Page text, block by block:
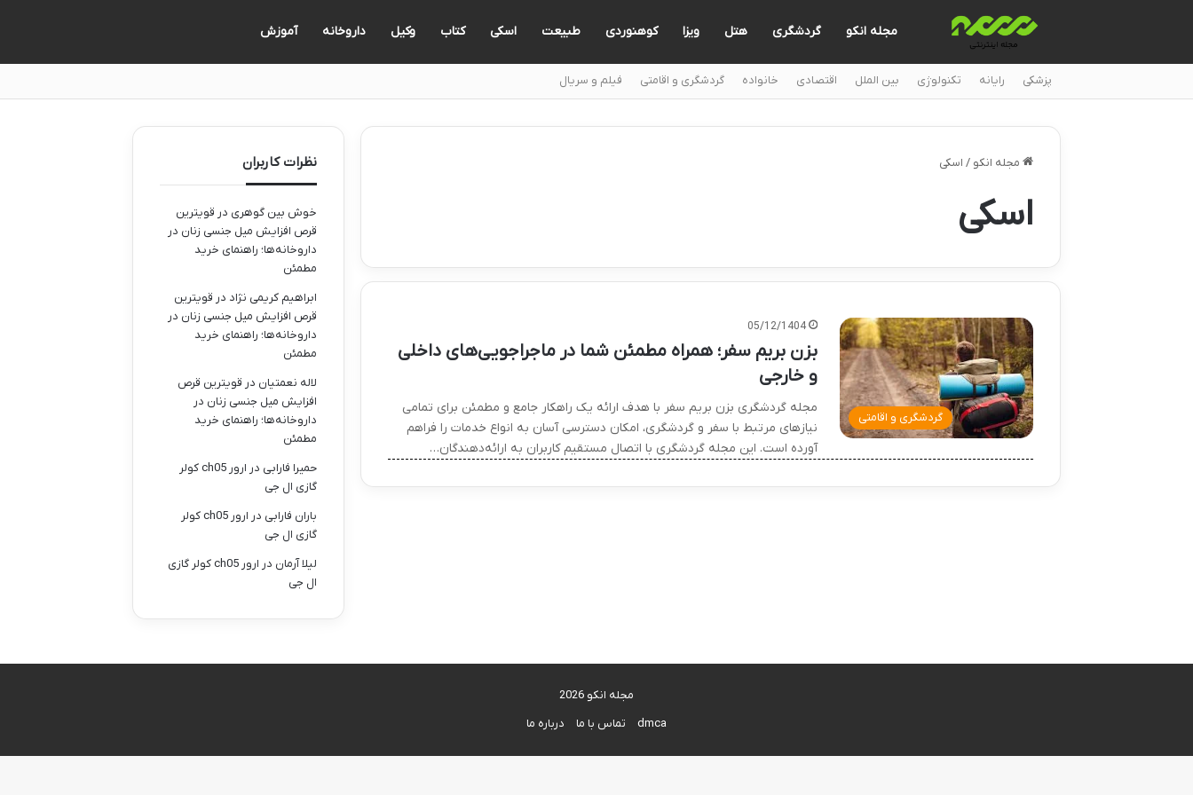
مجله انکو گردشگری هتل ویزا کوهنوردی طبیعت اسکی کتاب وکیل داروخانه آموزش
پزشکی رایانه تکنولوژی بین الملل اقتصادی خانواده گردشگری و اقامتی فیلم و سریال
مجله انکو / اسکی
اسکی
گردشگری و اقامتی
05/12/1404
بزن بریم سفر؛ همراه مطمئن شما در ماجراجویی‌های داخلی
و خارجی
مجله گردشگری بزن بریم سفر با هدف ارائه یک راهکار جامع و مطمئن برای تمامی
نیازهای مرتبط با سفر و گردشگری، امکان دسترسی آسان به انواع خدمات را فراهم
آورده است. این مجله گردشگری با اتصال مستقیم کاربران به ارائه‌دهندگان…
نظرات کاربران
خوش بین گوهری در قویترین
قرص افزایش میل جنسی زنان در
داروخانه‌ها؛ راهنمای خرید
مطمئن
ابراهیم کریمی نژاد در قویترین
قرص افزایش میل جنسی زنان در
داروخانه‌ها؛ راهنمای خرید
مطمئن
لاله نعمتیان در قویترین قرص
افزایش میل جنسی زنان در
داروخانه‌ها؛ راهنمای خرید
مطمئن
حمیرا فارابی در
ارور ch05 کولر
گازی ال جی
باران فارابی در
ارور ch05 کولر
گازی ال جی
لیلا آرمان در
ارور ch05 کولر گازی
ال جی
مجله انکو 2026
dmca
تماس با ما درباره ما